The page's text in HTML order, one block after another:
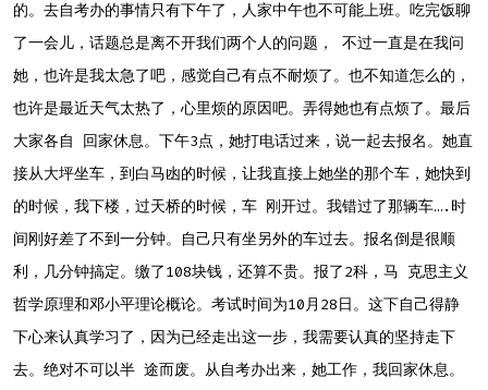
的。去自考办的事情只有下午了，人家中午也不可能上班。吃完饭聊
了一会儿，话题总是离不开我们两个人的问题， 不过一直是在我问
她，也许是我太急了吧，感觉自己有点不耐烦了。也不知道怎么的，
也许是最近天气太热了，心里烦的原因吧。弄得她也有点烦了。最后
大家各自 回家休息。下午3点，她打电话过来，说一起去报名。她直
接从大坪坐车，到白马凼的时候，让我直接上她坐的那个车，她快到
的时候，我下楼，过天桥的时候，车 刚开过。我错过了那辆车….时
间刚好差了不到一分钟。自己只有坐另外的车过去。报名倒是很顺
利，几分钟搞定。缴了108块钱，还算不贵。报了2科，马 克思主义
哲学原理和邓小平理论概论。考试时间为10月28日。这下自己得静
下心来认真学习了，因为已经走出这一步，我需要认真的坚持走下
去。绝对不可以半 途而废。从自考办出来，她工作，我回家休息。